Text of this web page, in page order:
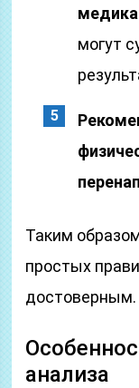
могут
Таким
простых
достоверным.
анализа